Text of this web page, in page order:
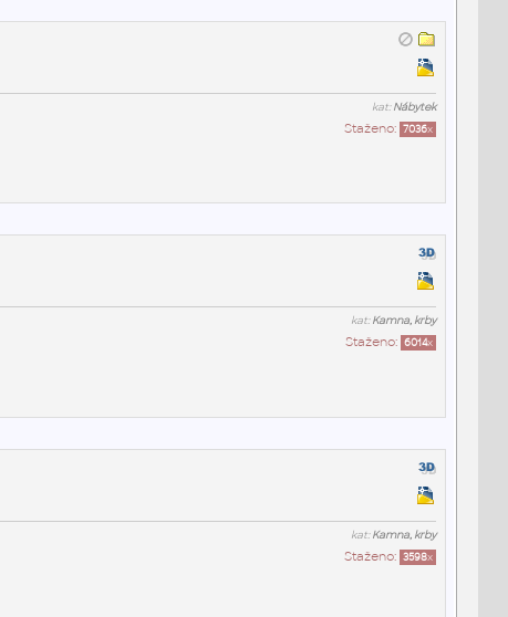
kat:Nábytek
Staženo: 7036x
kat:Kamna, krby
Staženo: 6014x
kat:Kamna, krby
Staženo: 3598x